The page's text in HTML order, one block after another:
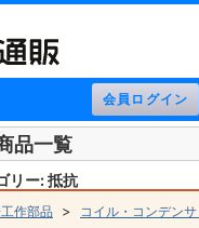
品一覧
リー: 抵抗
作部品 > コイル・コンデン